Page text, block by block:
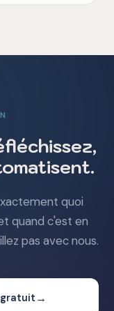
quoi
quand c'est en
pas avec nous.
→